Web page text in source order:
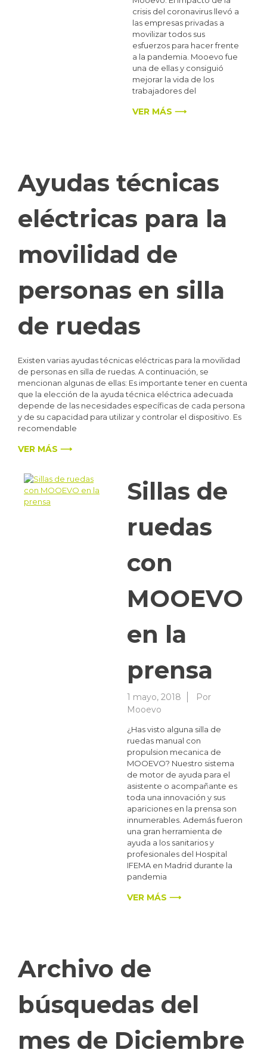
crisis del coronavirus llevó a
las empresas privadas a
movilizar todos sus
esfuerzos para hacer frente
a la pandemia. Mooevo fue
una de ellas y consiguió
mejorar la vida de los
trabajadores del
VER MÁS ⟶
Ayudas técnicas
eléctricas para la
movilidad de
personas en silla
de ruedas
Existen varias ayudas técnicas eléctricas para la movilidad
de personas en silla de ruedas. A continuación, se
mencionan algunas de ellas: Es importante tener en cuenta
que la elección de la ayuda técnica eléctrica adecuada
depende de las necesidades específicas de cada persona
y de su capacidad para utilizar y controlar el dispositivo. Es
recomendable
VER MÁS ⟶
Sillas de
ruedas
con
MOOEVO
en la
prensa
1 mayo, 2018
Por
Mooevo
¿Has visto alguna silla de
ruedas manual con
propulsion mecanica de
MOOEVO? Nuestro sistema
de motor de ayuda para el
asistente o acompañante es
toda una innovación y sus
apariciones en la prensa son
innumerables. Además fueron
una gran herramienta de
ayuda a los sanitarios y
profesionales del Hospital
IFEMA en Madrid durante la
pandemia
VER MÁS ⟶
Archivo de
búsquedas del
mes de Diciembre